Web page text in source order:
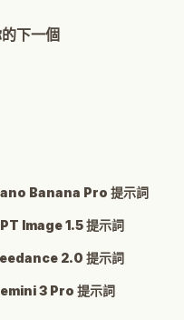
下一個
Banana Pro 提示詞
Image 1.5 提示詞
2.0 提示詞
3 Pro 提示詞